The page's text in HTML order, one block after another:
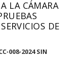
LA CÁMARA
DE
008-2024 SIN